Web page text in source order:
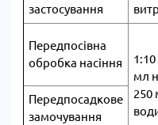
застосування
Передпосівна
обробка насіння
мл
250
Передпосадкове
замочування